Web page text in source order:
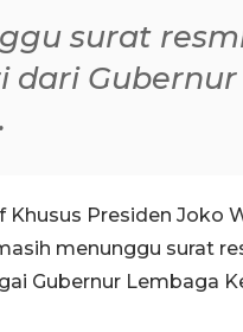
surat
dari
Presiden Joko
menunggu surat
Gubernur Lembaga